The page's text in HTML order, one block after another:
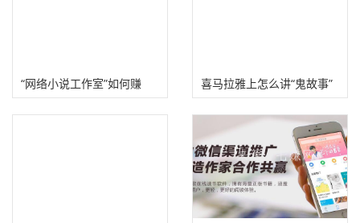
“网络小说工作室”如何赚
钱？防骗策略！
喜马拉雅上怎么讲“鬼故事”
赚钱?